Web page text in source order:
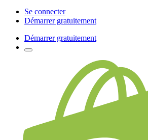
Se connecter
Démarrer gratuitement
Démarrer gratuitement